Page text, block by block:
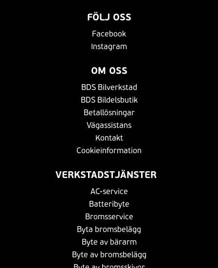
FÖLJ OSS
Facebook
Instagram
OM OSS
BDS Bilverkstad
BDS Bildelsbutik
Betallösningar
Vägassistans
Kontakt
Cookieinformation
VERKSTADSTJÄNSTER
AC-service
Batteribyte
Bromsservice
Byta bromsbelägg
Byte av bärarm
Byte av bromsbelägg